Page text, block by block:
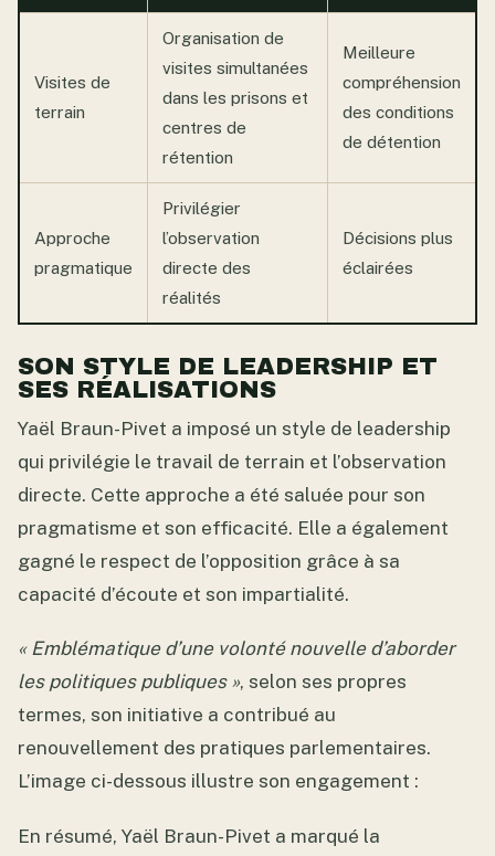
Visites de
terrain
Organisation de
visites simultanées
dans les prisons et
centres de
rétention
Meilleure
compréhension
des conditions
de détention
Approche
pragmatique
Privilégier
l’observation
directe des
réalités
Décisions plus
éclairées
SON STYLE DE LEADERSHIP ET
SES RÉALISATIONS
Yaël Braun-Pivet a imposé un style de leadership
qui privilégie le travail de terrain et l’observation
directe. Cette approche a été saluée pour son
pragmatisme et son efficacité. Elle a également
gagné le respect de l’opposition grâce à sa
capacité d’écoute et son impartialité.
« Emblématique d’une volonté nouvelle d’aborder
les politiques publiques », selon ses propres
termes, son initiative a contribué au
renouvellement des pratiques parlementaires.
L’image ci-dessous illustre son engagement :
En résumé, Yaël Braun-Pivet a marqué la